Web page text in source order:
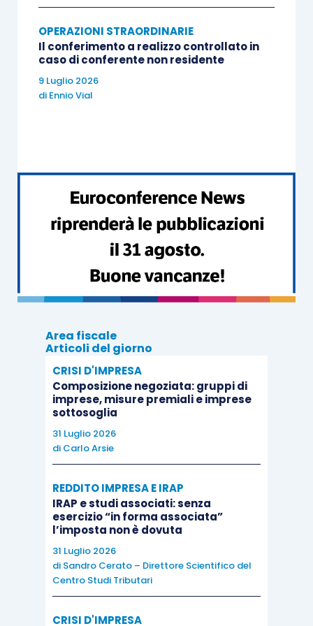
(nonché per gli interessi passivi e le
eccedenze di Ace) maturate incostanza
di consolidato
circostanza che, per l’effetto di tale
risposta all’istanza di interpello n.
74/2022, avente per oggetto unafusione
per incorporazione
tra le unichedue
società partecipanti
consolidato fiscale);
in caso dioperazioni di fusione o di
scissionea cui partecipanosocietà che
“dotate” di perdite fiscali realizzate in
periodi d’imposta successivi a quello
d’ingresso nel gruppo
, attribuendo così
maggior rilevanza al gruppo societario
quale soggetto economico unitario. In tal
caso, per coerenza, sarebbe opportuno
infragruppo del controllo della società
che riporta le perdite, ripristinando, per
esempio, l’
Tuir– abrogato ad opera dell’articolo 36,
comma 12, D.L. 223/2006
prevedeva che lelimitazioni ivi previste
non fossero applicabili qualora
OPERAZIONI STRAORDINARIE
Il conferimento a realizzo controllato in
caso di conferente non residente
9 Luglio 2026
di Ennio Vial
Area fiscale
Articoli del giorno
CRISI D'IMPRESA
Composizione negoziata: gruppi di
imprese, misure premiali e imprese
sottosoglia
31 Luglio 2026
di Carlo Arsie
REDDITO IMPRESA E IRAP
IRAP e studi associati: senza
esercizio “in forma associata”
l’imposta non è dovuta
31 Luglio 2026
di Sandro Cerato – Direttore Scientifico del
Centro Studi Tributari
CRISI D'IMPRESA